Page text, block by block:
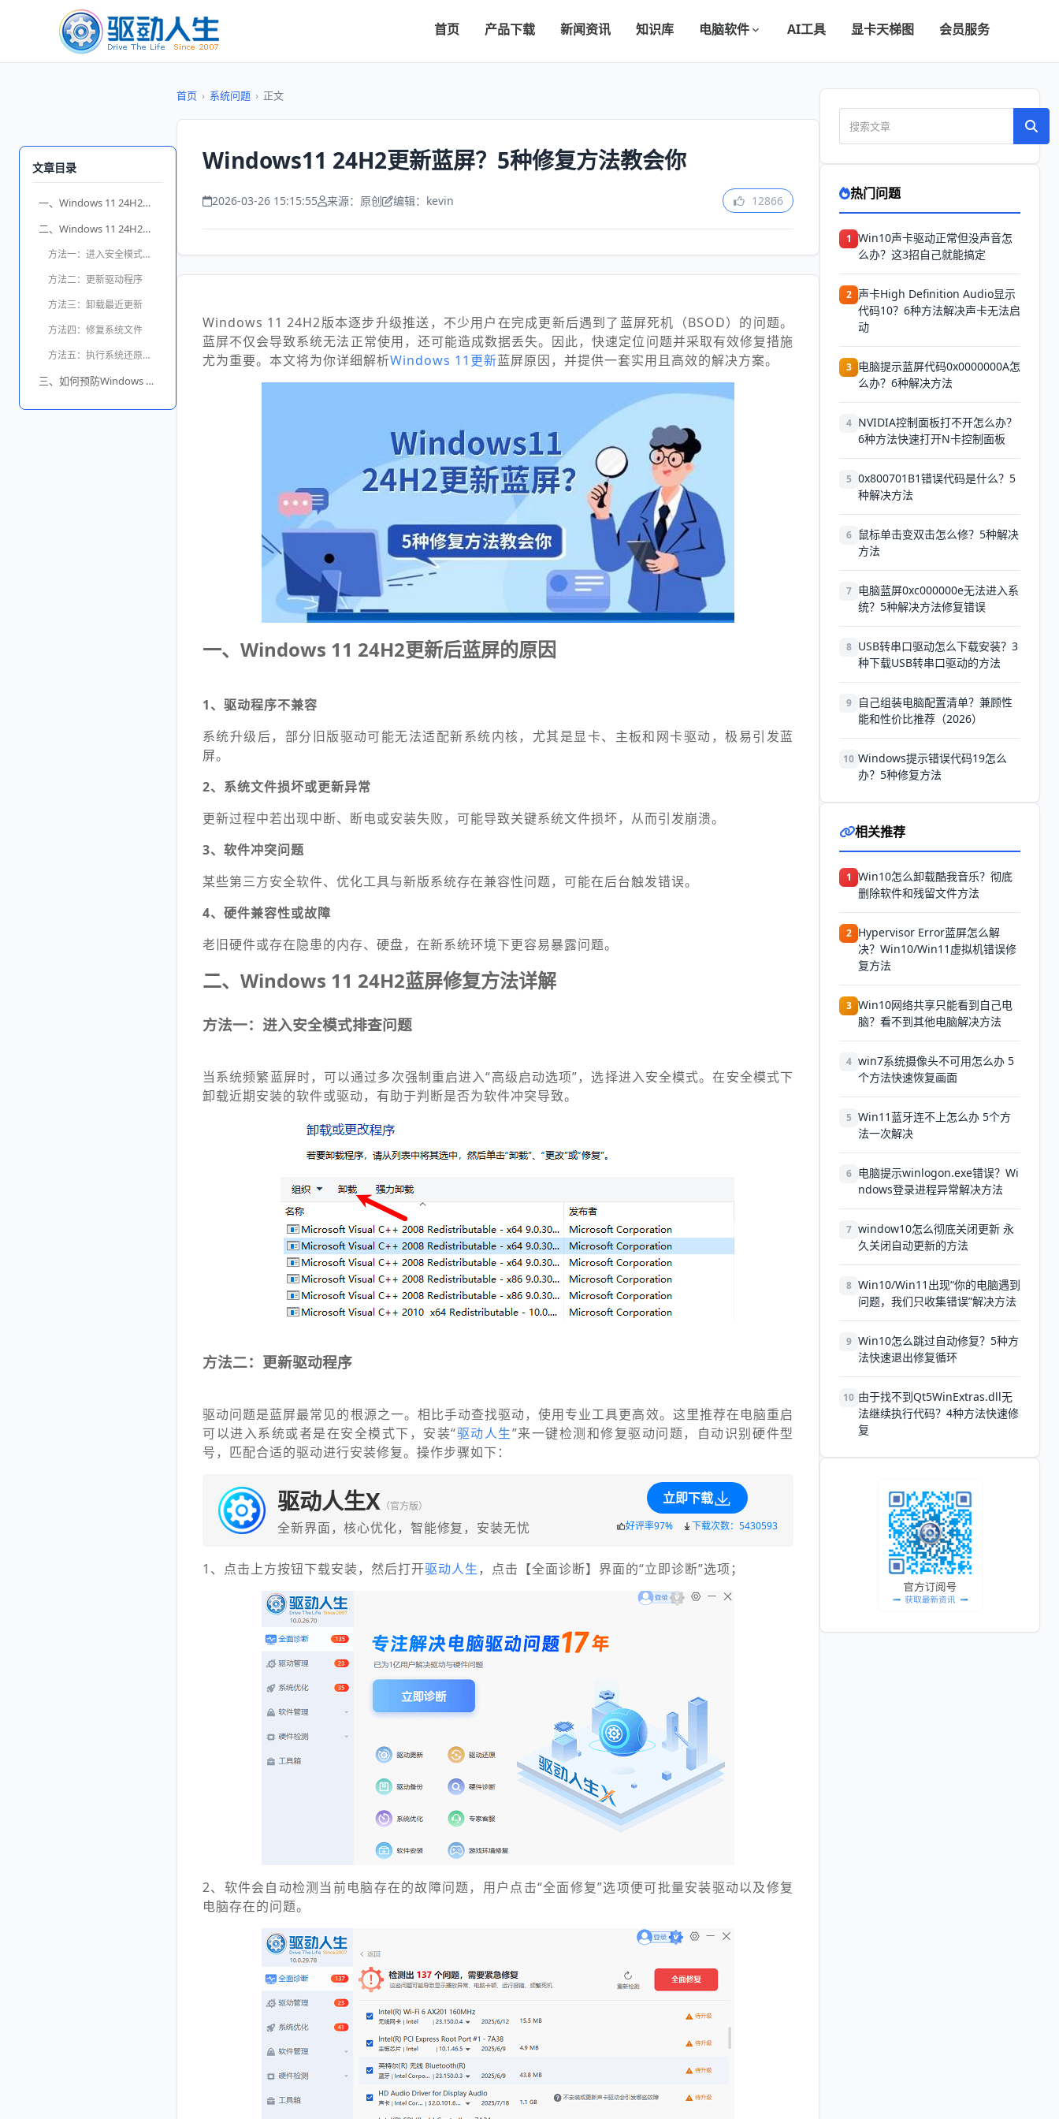
首页 产品下载 新闻资讯 知识库 电脑软件 AI工具 显卡天梯图 会员服务
文章目录
一、Windows 11 24H2更新后蓝屏的原因
二、Windows 11 24H2蓝屏修复方法详解
方法一：进入安全模式排查问题
方法二：更新驱动程序
方法三：卸载最近更新
方法四：修复系统文件
方法五：执行系统还原或重置
三、如何预防Windows 11蓝屏问题？
首页 › 系统问题 › 正文
Windows11 24H2更新蓝屏？5种修复方法教会你
2026-03-26 15:15:55 来源：原创 编辑：kevin 12866
Windows 11 24H2版本逐步升级推送，不少用户在完成更新后遇到了蓝屏死机（BSOD）的问题。
蓝屏不仅会导致系统无法正常使用，还可能造成数据丢失。因此，快速定位问题并采取有效修复措施
尤为重要。本文将为你详细解析Windows 11更新蓝屏原因，并提供一套实用且高效的解决方案。
一、Windows 11 24H2更新后蓝屏的原因
1、驱动程序不兼容
系统升级后，部分旧版驱动可能无法适配新系统内核，尤其是显卡、主板和网卡驱动，极易引发蓝
屏。
2、系统文件损坏或更新异常
更新过程中若出现中断、断电或安装失败，可能导致关键系统文件损坏，从而引发崩溃。
3、软件冲突问题
某些第三方安全软件、优化工具与新版系统存在兼容性问题，可能在后台触发错误。
4、硬件兼容性或故障
老旧硬件或存在隐患的内存、硬盘，在新系统环境下更容易暴露问题。
二、Windows 11 24H2蓝屏修复方法详解
方法一：进入安全模式排查问题
当系统频繁蓝屏时，可以通过多次强制重启进入“高级启动选项”，选择进入安全模式。在安全模式下
卸载近期安装的软件或驱动，有助于判断是否为软件冲突导致。
方法二：更新驱动程序
驱动问题是蓝屏最常见的根源之一。相比手动查找驱动，使用专业工具更高效。这里推荐在电脑重启
可以进入系统或者是在安全模式下，安装“驱动人生”来一键检测和修复驱动问题，自动识别硬件型
号，匹配合适的驱动进行安装修复。操作步骤如下：
驱动人生X （官方版）
全新界面，核心优化，智能修复，安装无忧
立即下载
好评率97% 下载次数：5430593
1、点击上方按钮下载安装，然后打开驱动人生 ，点击【全面诊断】界面的“立即诊断”选项；
2、软件会自动检测当前电脑存在的故障问题，用户点击“全面修复”选项便可批量安装驱动以及修复
电脑存在的问题。
热门问题
1 Win10声卡驱动正常但没声音怎
么办？这3招自己就能搞定
2 声卡High Definition Audio显示
代码10？6种方法解决声卡无法启
动
3 电脑提示蓝屏代码0x0000000A怎
么办？6种解决方法
4 NVIDIA控制面板打不开怎么办？
6种方法快速打开N卡控制面板
5 0x800701B1错误代码是什么？5
种解决方法
6
鼠标单击变双击怎么修？5种解决
方法
7 电脑蓝屏0xc000000e无法进入系
统？5种解决方法修复错误
8 USB转串口驱动怎么下载安装？3
种下载USB转串口驱动的方法
9
自己组装电脑配置清单？兼顾性
能和性价比推荐（2026）
10 Windows提示错误代码19怎么
办？5种修复方法
相关推荐
1 Win10怎么卸载酷我音乐？彻底
删除软件和残留文件方法
2 Hypervisor Error蓝屏怎么解
决？Win10/Win11虚拟机错误修
复方法
3 Win10网络共享只能看到自己电
脑？看不到其他电脑解决方法
4 win7系统摄像头不可用怎么办 5
个方法快速恢复画面
5 Win11蓝牙连不上怎么办 5个方
法一次解决
6 电脑提示winlogon.exe错误？Wi
ndows登录进程异常解决方法
7 window10怎么彻底关闭更新 永
久关闭自动更新的方法
8 Win10/Win11出现“你的电脑遇到
问题，我们只收集错误”解决方法
9 Win10怎么跳过自动修复？5种方
法快速退出修复循环
10 由于找不到Qt5WinExtras.dll无
法继续执行代码？4种方法快速修
复